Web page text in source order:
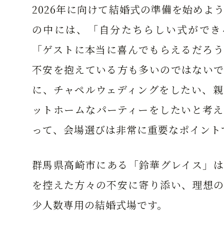
2026年に向けて結婚式の準備を始めよ
の中には、「自分たちらしい式がで
「ゲストに本当に喜んでもらえるだろ
不安を抱えている方も多いのではない
に、チャペルウェディングをしたい、
ットホームなパーティーをしたいと考
って、会場選びは非常に重要なポイント
群馬県高崎市にある「鈴華グレイス」
を控えた方々の不安に寄り添い、理想
少人数専用の結婚式場です。